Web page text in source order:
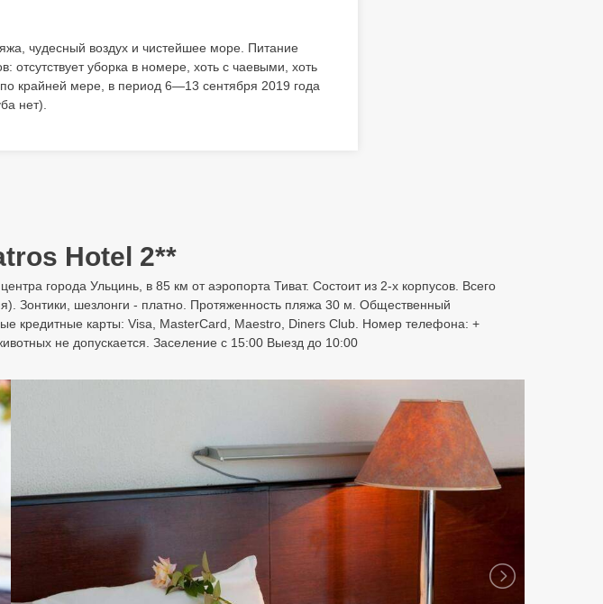
чудесный воздух и чистейшее море. Питание
отсутствует уборка в номере, хоть с чаевыми, хоть
крайней мере, в период 6—13 сентября 2019 года
нет).
Hotel 2**
города Ульцинь, в 85 км от аэропорта Тиват. Состоит из 2-х корпусов. Всего
Зонтики, шезлонги - платно. Протяженность пляжа 30 м. Общественный
кредитные карты: Visa, MasterCard, Maestro, Diners Club. Номер телефона: +
не допускается. Заселение с 15:00 Выезд до 10:00